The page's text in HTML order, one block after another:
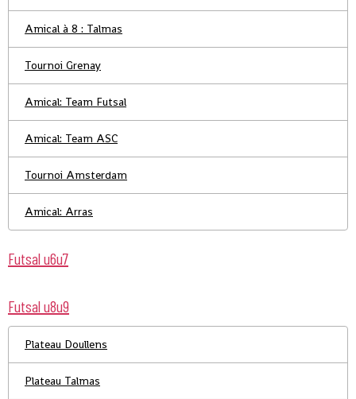
Amical à 8 : Talmas
Tournoi Grenay
Amical: Team Futsal
Amical: Team ASC
Tournoi Amsterdam
Amical: Arras
Futsal u6u7
Futsal u8u9
Plateau Doullens
Plateau Talmas